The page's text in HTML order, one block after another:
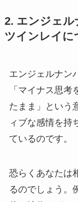
2. エンジェル
ツインレイに
エンジェルナン
「マイナス思
たまま」という
ィブな感情を持
ているのです。
恐らくあなたは
るのでしょう。